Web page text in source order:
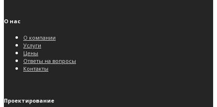
О нас
О компании
Услуги
Цены
Ответы на вопросы
Контакты
Проектирование